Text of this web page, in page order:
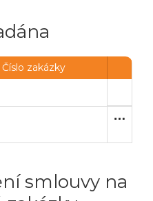
Číslo zakázky
smlouvy na